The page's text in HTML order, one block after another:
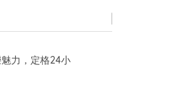
力，定格24小